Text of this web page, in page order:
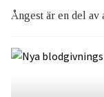
Ångest är en del av